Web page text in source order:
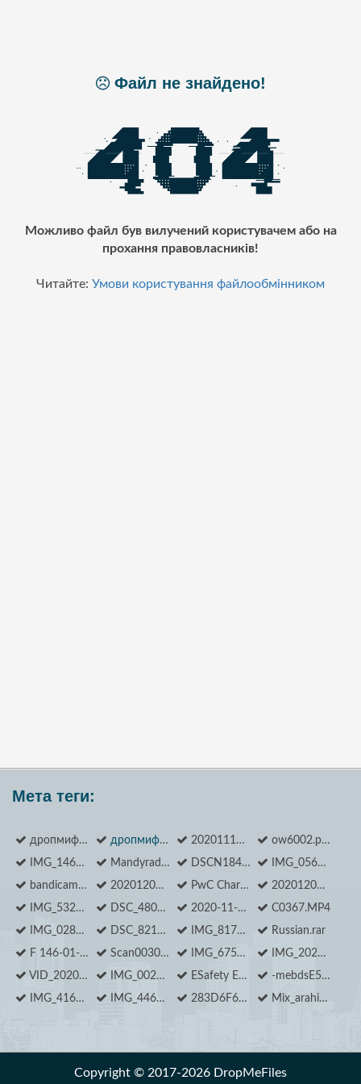
Файл не знайдено!
Можливо файл був вилучений користувачем або на
прохання правовласників!
Читайте: Умови користування файлообмінником
Мета теги:
дропмифилес дропмифилес 20201118173242_1.jpg
ow6002.pdf
IMG_1468.JPG
Mandyradzhy Ilona_ Outer Space 3.jpg DSCN1840.JPG
IMG_0569.JPG
bandicam 2020-11-30 17-58-09-619.jpg
20201204_122226.jpg PwC Charity_DSC09506.jpg
20201207_154901.jpg
IMG_5324.MOV
DSC_4800.JPG 2020-11-12 18.18.42 IMG_0955.MOV
C0367.MP4
IMG_0285.MOV
DSC_8214.JPG IMG_8171.jpg
Russian.rar
F 146-01-2405 0573.jpg
Scan0030.pdf IMG_6750.MOV
IMG_20201104_182719.jpg
VID_20201107_180713.mp4
IMG_0022.JPG ESafety Equipment.htm
-mebdsE5JpE.jpg
IMG_4160.jpg
IMG_4466.JPG 283D6F69-7BBF-4B02-B0BB-A0450F6AB1E9.jpeg Mix_arahis.png
Copyright © 2017-2026 DropMeFiles